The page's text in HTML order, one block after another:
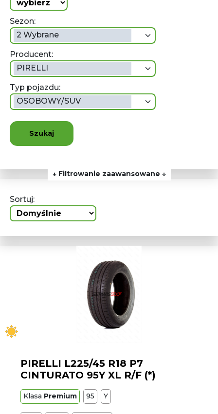
Sezon:
2 Wybrane
Producent:
PIRELLI
Typ pojazdu:
OSOBOWY/SUV
Szukaj
↓ Filtrowanie zaawansowane ↓
Sortuj:
PIRELLI L225/45 R18 P7
CINTURATO 95Y XL R/F (*)
Klasa Premium 95 Y